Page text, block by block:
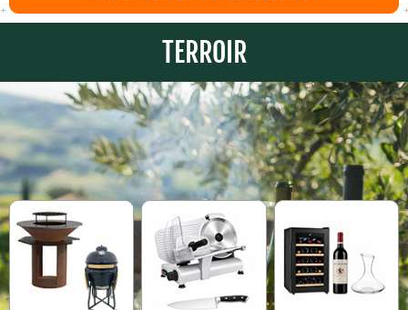
TERROIR